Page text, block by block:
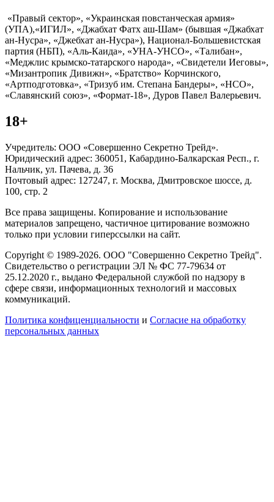
«Правый сектор», «Украинская повстанческая армия»
(УПА),«ИГИЛ», «Джабхат Фатх аш-Шам» (бывшая «Джабхат
ан-Нусра», «Джебхат ан-Нусра»), Национал-Большевистская
партия (НБП), «Аль-Каида», «УНА-УНСО», «Талибан»,
«Меджлис крымско-татарского народа», «Свидетели Иеговы»,
«Мизантропик Дивижн», «Братство» Корчинского,
«Артподготовка», «Тризуб им. Степана Бандеры», «НСО»,
«Славянский союз», «Формат-18», Дуров Павел Валерьевич.
18+
Учредитель: ООО «Совершенно Секретно Трейд».
Юридический адрес: 360051, Кабардино-Балкарская Респ., г.
Нальчик, ул. Пачева, д. 36
Почтовый адрес: 127247, г. Москва, Дмитровское шоссе, д.
100, стр. 2
Все права защищены. Копирование и использование
материалов запрещено, частичное цитирование возможно
только при условии гиперссылки на сайт.
Copyright © 1989-2026. ООО "Совершенно Секретно Трейд".
Свидетельство о регистрации ЭЛ № ФС 77-79634 от
25.12.2020 г., выдано Федеральной службой по надзору в
сфере связи, информационных технологий и массовых
коммуникаций.
Политика конфиценциальности и Согласие на обработку
персональных данных